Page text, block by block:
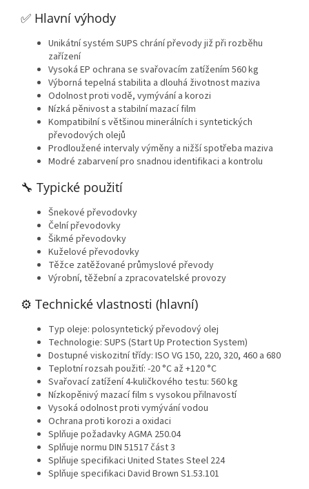
✅ Hlavní výhody
Unikátní systém SUPS chrání převody již při rozběhu
zařízení
Vysoká EP ochrana se svařovacím zatížením 560 kg
Výborná tepelná stabilita a dlouhá životnost maziva
Odolnost proti vodě, vymývání a korozi
Nízká pěnivost a stabilní mazací film
Kompatibilní s většinou minerálních i syntetických
převodových olejů
Prodloužené intervaly výměny a nižší spotřeba maziva
Modré zabarvení pro snadnou identifikaci a kontrolu
🔧 Typické použití
Šnekové převodovky
Čelní převodovky
Šikmé převodovky
Kuželové převodovky
Těžce zatěžované průmyslové převody
Výrobní, těžební a zpracovatelské provozy
⚙️ Technické vlastnosti (hlavní)
Typ oleje: polosyntetický převodový olej
Technologie: SUPS (Start Up Protection System)
Dostupné viskozitní třídy: ISO VG 150, 220, 320, 460 a 680
Teplotní rozsah použití: -20 °C až +120 °C
Svařovací zatížení 4-kuličkového testu: 560 kg
Nízkopěnivý mazací film s vysokou přilnavostí
Vysoká odolnost proti vymývání vodou
Ochrana proti korozi a oxidaci
Splňuje požadavky AGMA 250.04
Splňuje normu DIN 51517 část 3
Splňuje specifikaci United States Steel 224
Splňuje specifikaci David Brown S1.53.101